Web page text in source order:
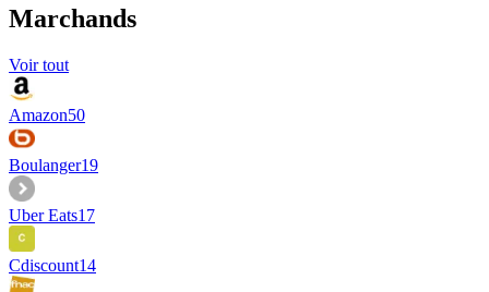
Marchands
Voir tout
Amazon50
Boulanger19
Uber Eats17
Cdiscount14